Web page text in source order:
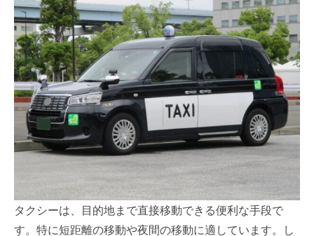
タクシーは、目的地まで直接移動できる便利な手段で
す。特に短距離の移動や夜間の移動に適しています。し